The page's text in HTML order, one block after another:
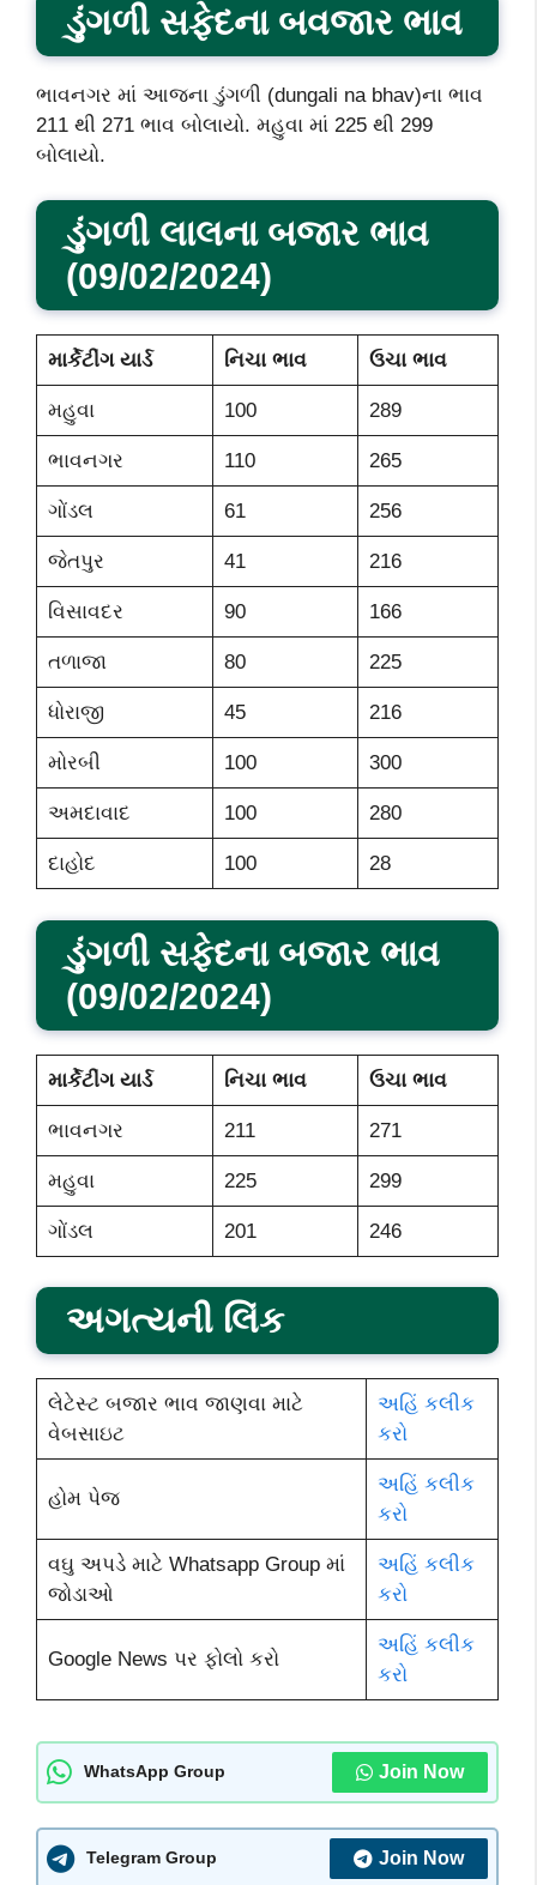
ડુંગળી સફેદના બવજાર ભાવ
ભાવનગર માં આજના ડુંગળી (dungali na bhav)ના ભાવ
211 થી 271 ભાવ બોલાયો. મહુવા માં 225 થી 299
બોલાયો.
ડુંગળી લાલના બજાર ભાવ
(09/02/2024)
માર્કેટીંગ યાર્ડ નિચા ભાવ ઉચા ભાવ
મહુવા 100 289
ભાવનગર 110 265
ગોંડલ 61 256
જેતપુર 41 216
વિસાવદર 90 166
તળાજા 80 225
ધોરાજી 45 216
મોરબી 100 300
અમદાવાદ 100 280
દાહોદ 100 28
ડુંગળી સફેદના બજાર ભાવ
(09/02/2024)
માર્કેટીંગ યાર્ડ નિચા ભાવ ઉચા ભાવ
ભાવનગર 211 271
મહુવા 225 299
ગોંડલ 201 246
અગત્યની લિંક
લેટેસ્ટ બજાર ભાવ જાણવા માટે
વેબસાઇટ
અહિં કલીક
કરો
હોમ પેજ
અહિં કલીક
કરો
વઘુ અપડે માટે Whatsapp Group માં
જોડાઓ
અહિં કલીક
કરો
Google News પર ફોલો કરો
અહિં કલીક
કરો
WhatsApp Group Join Now
Telegram Group Join Now